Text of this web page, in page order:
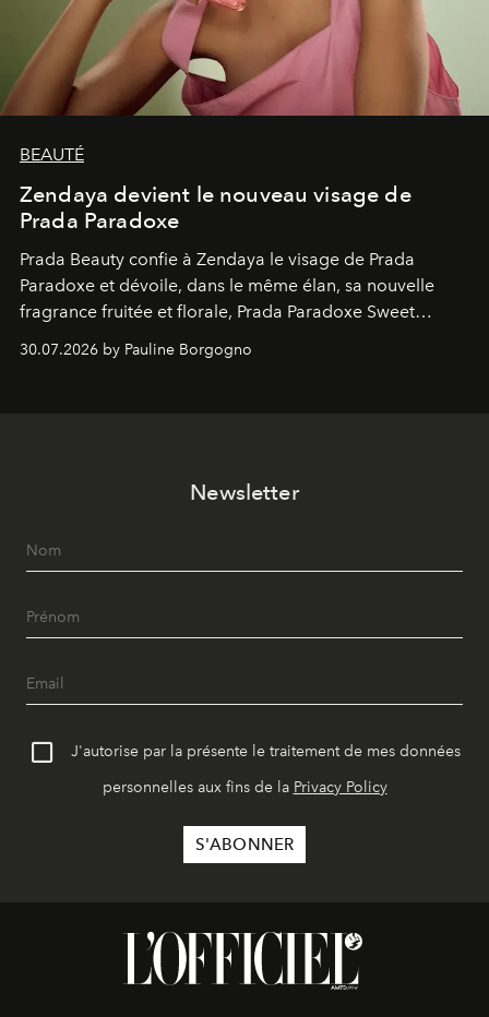
BEAUTÉ
Zendaya devient le nouveau visage de
Prada Paradoxe
Prada Beauty confie à Zendaya le visage de Prada
Paradoxe et dévoile, dans le même élan, sa nouvelle
fragrance fruitée et florale, Prada Paradoxe Sweet
Chemistry Eau de Parfum.
30.07.2026 by Pauline Borgogno
Newsletter
J'autorise par la présente le traitement de mes données
personnelles aux fins de la Privacy Policy